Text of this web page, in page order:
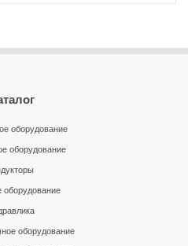
оборудование
оборудование
оборудование
оборудование